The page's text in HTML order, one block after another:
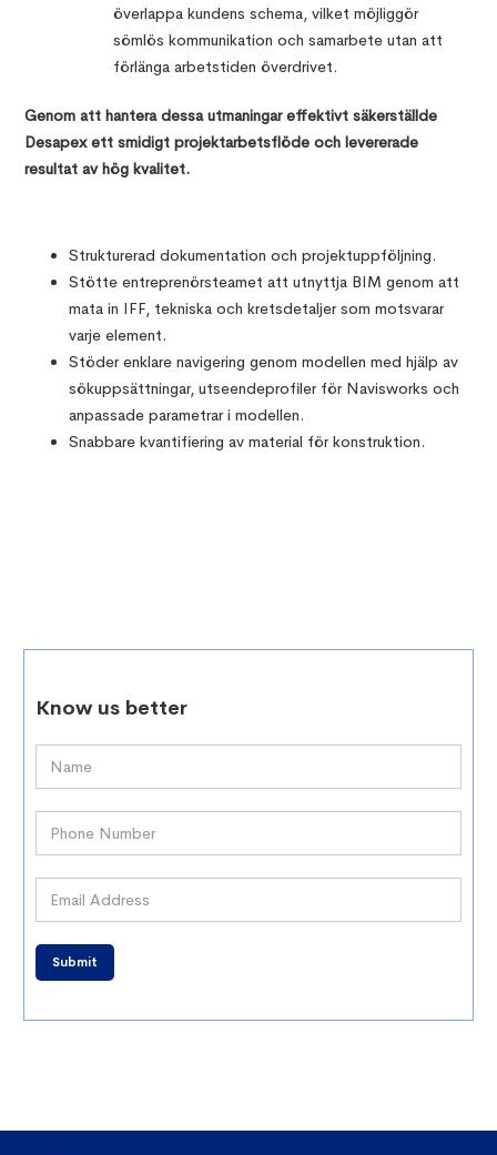
överlappa kundens schema, vilket möjliggör
sömlös kommunikation och samarbete utan att
förlänga arbetstiden överdrivet.
Genom att hantera dessa utmaningar effektivt säkerställde
Desapex ett smidigt projektarbetsflöde och levererade
resultat av hög kvalitet.
Strukturerad dokumentation och projektuppföljning.
Stötte entreprenörsteamet att utnyttja BIM genom att
mata in IFF, tekniska och kretsdetaljer som motsvarar
varje element.
Stöder enklare navigering genom modellen med hjälp av
sökuppsättningar, utseendeprofiler för Navisworks och
anpassade parametrar i modellen.
Snabbare kvantifiering av material för konstruktion.
Know us better